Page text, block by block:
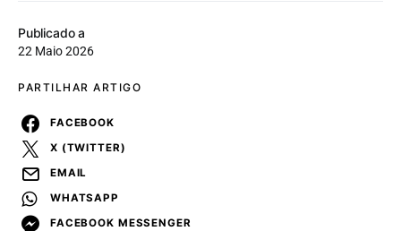
Publicado a
22 Maio 2026
PARTILHAR ARTIGO
FACEBOOK
X (TWITTER)
EMAIL
WHATSAPP
FACEBOOK MESSENGER